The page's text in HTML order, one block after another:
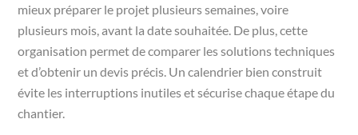
mieux préparer le projet plusieurs semaines, voire
plusieurs mois, avant la date souhaitée. De plus, cette
organisation permet de comparer les solutions techniques
et d’obtenir un devis précis. Un calendrier bien construit
évite les interruptions inutiles et sécurise chaque étape du
chantier.